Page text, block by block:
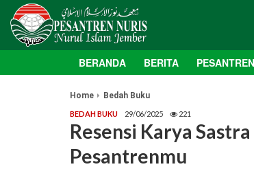
BERANDA BERITA PESANTREN
Home Bedah Buku
BEDAH BUKU 29/06/2025 221
Resensi Karya
Pesantrenmu